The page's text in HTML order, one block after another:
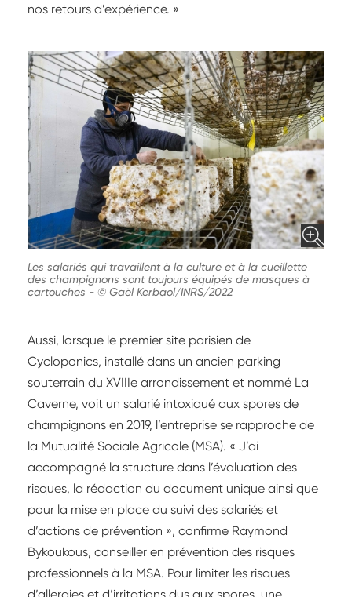
nos retours d’expérience. »
Les salariés qui travaillent à la culture et à la cueillette
des champignons sont toujours équipés de masques à
cartouches - © Gaël Kerbaol/INRS/2022
Aussi, lorsque le premier site parisien de
Cycloponics, installé dans un ancien parking
souterrain du XVIIIe arrondissement et nommé La
Caverne, voit un salarié intoxiqué aux spores de
champignons en 2019, l’entreprise se rapproche de
la Mutualité Sociale Agricole (MSA). « J’ai
accompagné la structure dans l’évaluation des
risques, la rédaction du document unique ainsi que
pour la mise en place du suivi des salariés et
d’actions de prévention », confirme Raymond
Bykoukous, conseiller en prévention des risques
professionnels à la MSA. Pour limiter les risques